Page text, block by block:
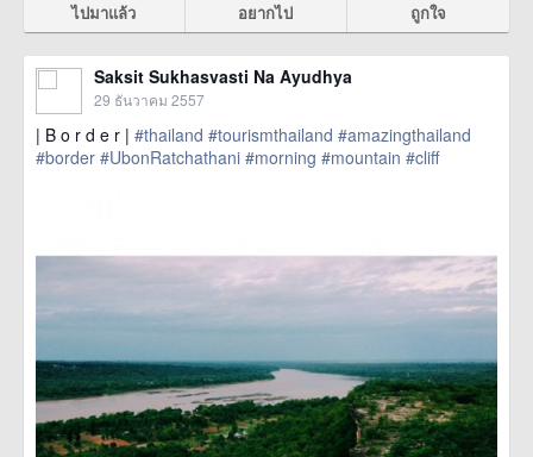
ไปมาแล้ว อยากไป ถูกใจ
Saksit Sukhasvasti Na Ayudhya
29 ธันวาคม 2557
| B o r d e r | #thailand #tourismthailand #amazingthailand
#border #UbonRatchathani #morning #mountain #cliff